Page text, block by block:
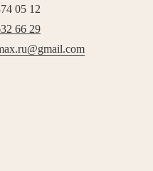
05 12
66 29